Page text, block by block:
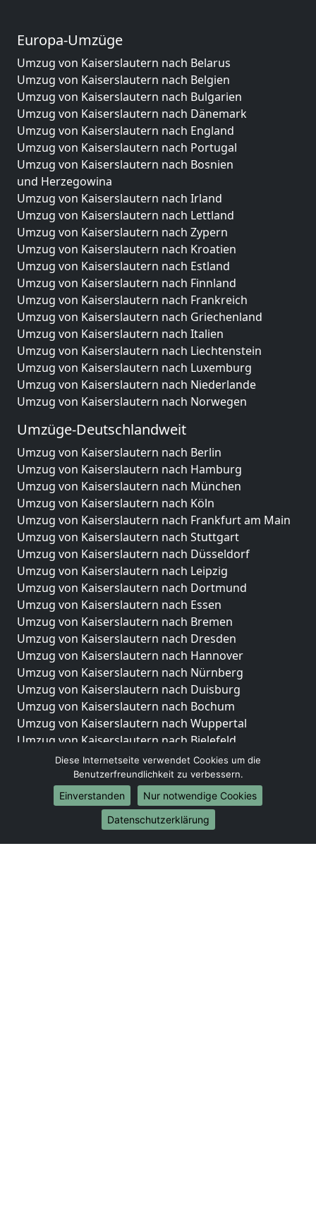
Europa-Umzüge
Umzug von Kaiserslautern nach Belarus
Umzug von Kaiserslautern nach Belgien
Umzug von Kaiserslautern nach Bulgarien
Umzug von Kaiserslautern nach Dänemark
Umzug von Kaiserslautern nach England
Umzug von Kaiserslautern nach Portugal
Umzug von Kaiserslautern nach Bosnien
und Herzegowina
Umzug von Kaiserslautern nach Irland
Umzug von Kaiserslautern nach Lettland
Umzug von Kaiserslautern nach Zypern
Umzug von Kaiserslautern nach Kroatien
Umzug von Kaiserslautern nach Estland
Umzug von Kaiserslautern nach Finnland
Umzug von Kaiserslautern nach Frankreich
Umzug von Kaiserslautern nach Griechenland
Umzug von Kaiserslautern nach Italien
Umzug von Kaiserslautern nach Liechtenstein
Umzug von Kaiserslautern nach Luxemburg
Umzug von Kaiserslautern nach Niederlande
Umzug von Kaiserslautern nach Norwegen
Umzüge-Deutschlandweit
Umzug von Kaiserslautern nach Berlin
Umzug von Kaiserslautern nach Hamburg
Umzug von Kaiserslautern nach München
Umzug von Kaiserslautern nach Köln
Umzug von Kaiserslautern nach Frankfurt am Main
Umzug von Kaiserslautern nach Stuttgart
Umzug von Kaiserslautern nach Düsseldorf
Umzug von Kaiserslautern nach Leipzig
Umzug von Kaiserslautern nach Dortmund
Umzug von Kaiserslautern nach Essen
Umzug von Kaiserslautern nach Bremen
Umzug von Kaiserslautern nach Dresden
Umzug von Kaiserslautern nach Hannover
Umzug von Kaiserslautern nach Nürnberg
Umzug von Kaiserslautern nach Duisburg
Umzug von Kaiserslautern nach Bochum
Umzug von Kaiserslautern nach Wuppertal
Umzug von Kaiserslautern nach Bielefeld
Umzug von Kaiserslautern nach Bonn
Umzug von Kaiserslautern nach Münster
Internationale-Umzüge
Umzug von Kaiserslautern nach Brasilien
Umzug von Kaiserslautern nach Brunei Darussalam
Diese Internetseite verwendet Cookies um die
Benutzerfreundlichkeit zu verbessern.
Einverstanden
Nur notwendige Cookies
Datenschutzerklärung